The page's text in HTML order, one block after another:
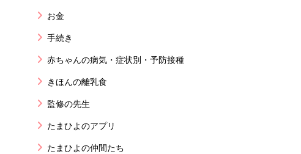
お金
手続き
赤ちゃんの病気・症状別・予防接種
きほんの離乳食
監修の先生
たまひよのアプリ
たまひよの仲間たち